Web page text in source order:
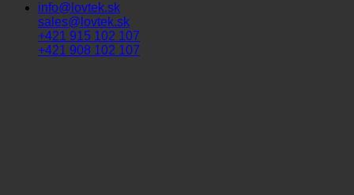
info@lovtek.sk
sales@lovtek.sk
+421 915 102 107
+421 908 102 107